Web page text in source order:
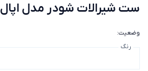
ست شیرالات شودر مدل اپال
وضعیت:
رنگ